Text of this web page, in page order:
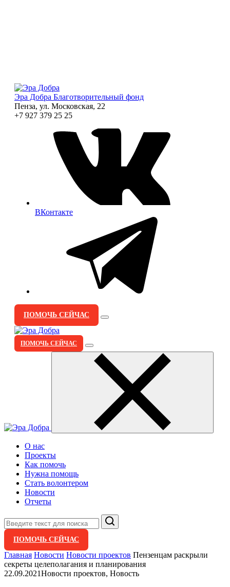
Эра Добра Благотворительный фонд
Пенза, ул. Московская, 22
+7 927 379 25 25
ВКонтакте
ПОМОЧЬ СЕЙЧАС
ПОМОЧЬ СЕЙЧАС
О нас
Проекты
Как помочь
Нужна помощь
Стать волонтером
Новости
Отчеты
Поиск
ПОМОЧЬ СЕЙЧАС
Главная Новости Новости проектов Пензенцам раскрыли
секреты целеполагания и планирования
22.09.2021Новости проектов, Новость